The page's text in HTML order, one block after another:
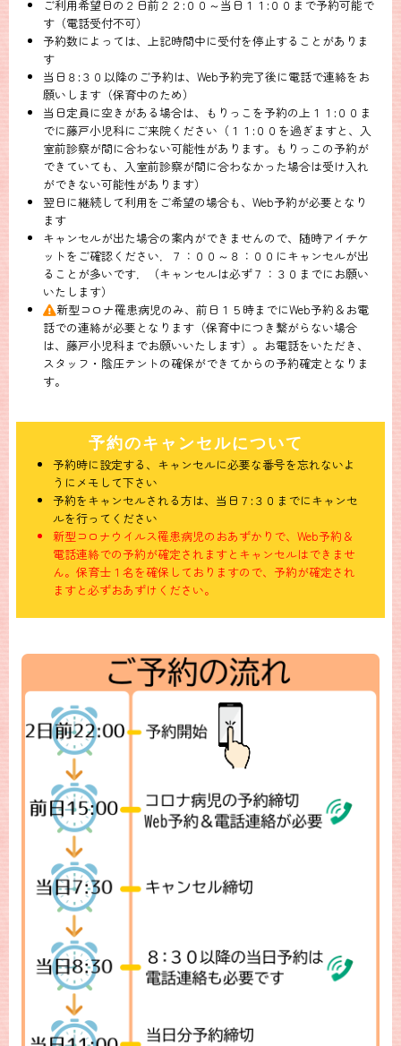
ご利用希望日の２日前２２:００～当日１１:００まで予約可能で
す（電話受付不可）
予約数によっては、上記時間中に受付を停止することがありま
す
当日８:３０以降のご予約は、Web予約完了後に電話で連絡をお
願いします（保育中のため）
当日定員に空きがある場合は、もりっこを予約の上１１:００ま
でに藤戸小児科にご来院ください（１１:００を過ぎますと、入
室前診察が間に合わない可能性があります。もりっこの予約が
できていても、入室前診察が間に合わなかった場合は受け入れ
ができない可能性があります）
翌日に継続して利用をご希望の場合も、Web予約が必要となり
ます
キャンセルが出た場合の案内ができませんので、随時アイチケ
ットをご確認ください．７：００～８：００にキャンセルが出
ることが多いです．（キャンセルは必ず７：３０までにお願い
いたします）
新型コロナ罹患病児のみ、前日１５時までにWeb予約＆お電
話での連絡が必要となります（保育中につき繋がらない場合
は、藤戸小児科までお願いいたします）。お電話をいただき、
スタッフ・陰圧テントの確保ができてからの予約確定となりま
す。
予約のキャンセルについて
予約時に設定する、キャンセルに必要な番号を忘れないよ
うにメモして下さい
予約をキャンセルされる方は、当日７:３０までにキャンセ
ルを行ってください
新型コロナウイルス罹患病児のおあずかりで、Web予約＆
電話連絡での予約が確定されますとキャンセルはできませ
ん。保育士１名を確保しておりますので、予約が確定され
ますと必ずおあずけください。